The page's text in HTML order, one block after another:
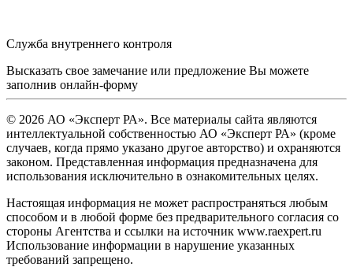
Служба внутреннего контроля
Высказать свое замечание или предложение Вы можете
заполнив онлайн-форму
© 2026 АО «Эксперт РА». Все материалы сайта являются
интеллектуальной собственностью АО «Эксперт РА» (кроме
случаев, когда прямо указано другое авторство) и охраняются
законом. Представленная информация предназначена для
использования исключительно в ознакомительных целях.
Настоящая информация не может распространяться любым
способом и в любой форме без предварительного согласия со
стороны Агентства и ссылки на источник www.raexpert.ru
Использование информации в нарушение указанных
требований запрещено.